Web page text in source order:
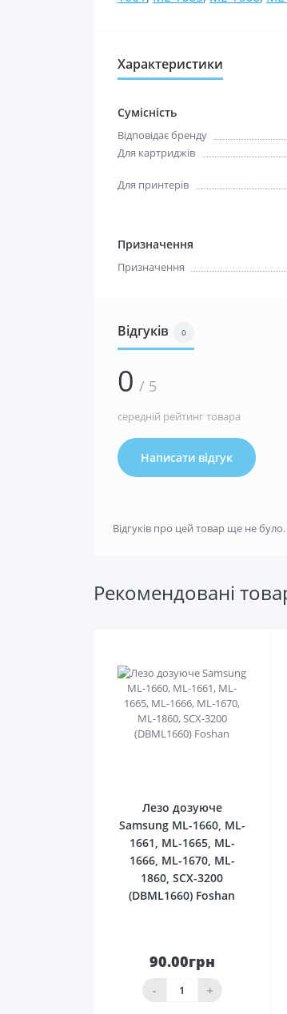
Характеристики
Сумісність
Відповідає бренду
Для картриджів
Для принтерів
Призначення
Призначення
Відгуків 0
0 / 5
середній рейтинг товара
Написати відгук
Відгуків про цей товар ще не було.
Рекомендовані
Лезо дозуюче
Samsung ML-1660, ML-
1661, ML-1665, ML-
1666, ML-1670, ML-
1860, SCX-3200
(DBML1660) Foshan
90.00грн
- +
кошика